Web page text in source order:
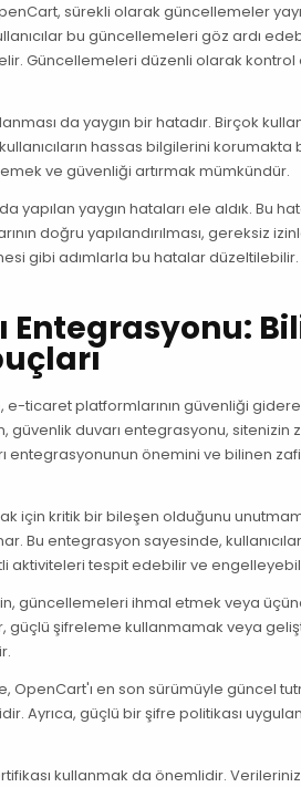
sürekli olarak güncellemeler
bu güncellemeleri göz ardı
Güncellemeleri düzenli olarak
da yaygın bir hatadır. Birçok
hassas bilgilerini korumakta
ve güvenliği artırmak mümkündür.
yaygın hataları ele aldık. Bu
doğru yapılandırılması, gereksiz
gibi adımlarla bu hatalar düzeltilebilir.
Entegrasyonu:
e-ticaret platformlarının güvenliği
duvarı entegrasyonu, sitenizin
entegrasyonunun önemini ve bilinen
için kritik bir bileşen olduğunu
Bu entegrasyon sayesinde,
aktiviteleri tespit edebilir ve
güncellemeleri ihmal etmek veya
şifreleme kullanmamak veya
OpenCart'ı en son sürümüyle güncel
Ayrıca, güçlü bir şifre politikası
kullanmak da önemlidir.